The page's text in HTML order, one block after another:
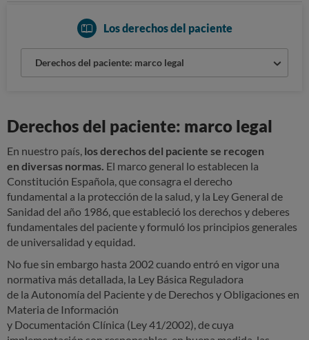
Los derechos del paciente
Derechos del paciente: marco legal
Derechos del paciente: marco legal
En nuestro país, los derechos del paciente se recogen
en diversas normas. El marco general lo establecen la
Constitución Española, que consagra el derecho
fundamental a la protección de la salud, y la Ley General de
Sanidad del año 1986, que estableció los derechos y deberes
fundamentales del paciente y formuló los principios generales
de universalidad y equidad.
No fue sin embargo hasta 2002 cuando entró en vigor una
normativa más detallada, la Ley Básica Reguladora
de la Autonomía del Paciente y de Derechos y Obligaciones en
Materia de Información
y Documentación Clínica (Ley 41/2002), de cuya